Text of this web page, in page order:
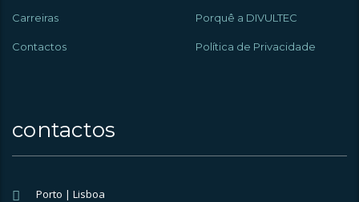
Carreiras Porquê a DIVULTEC
Contactos Política de Privacidade
contactos
Porto | Lisboa